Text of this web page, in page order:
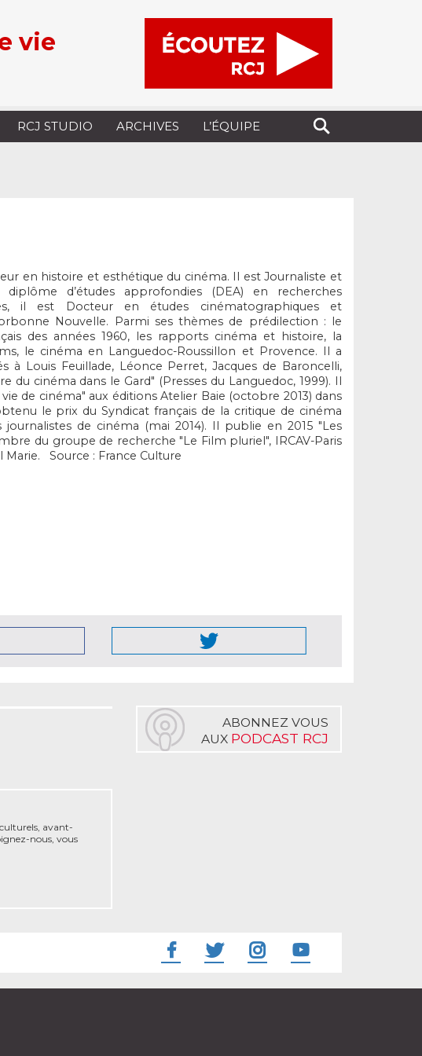
vie
RCJ STUDIO ARCHIVES L’ÉQUIPE
en histoire et esthétique du cinéma. Il est Journaliste et
d’études approfondies (DEA) en recherches
il est Docteur en études cinématographiques et
Nouvelle. Parmi ses thèmes de prédilection : le
des années 1960, les rapports cinéma et histoire, la
le cinéma en Languedoc-Roussillon et Provence. Il a
à Louis Feuillade, Léonce Perret, Jacques de Baroncelli,
du cinéma dans le Gard" (Presses du Languedoc, 1999). Il
de cinéma" aux éditions Atelier Baie (octobre 2013) dans
le prix du Syndicat français de la critique de cinéma
de cinéma (mai 2014). Il publie en 2015 "Les
du groupe de recherche "Le Film pluriel", IRCAV-Paris
Marie. Source : France Culture
avant-
nous, vous
ABONNEZ VOUS
AUX PODCAST RCJ